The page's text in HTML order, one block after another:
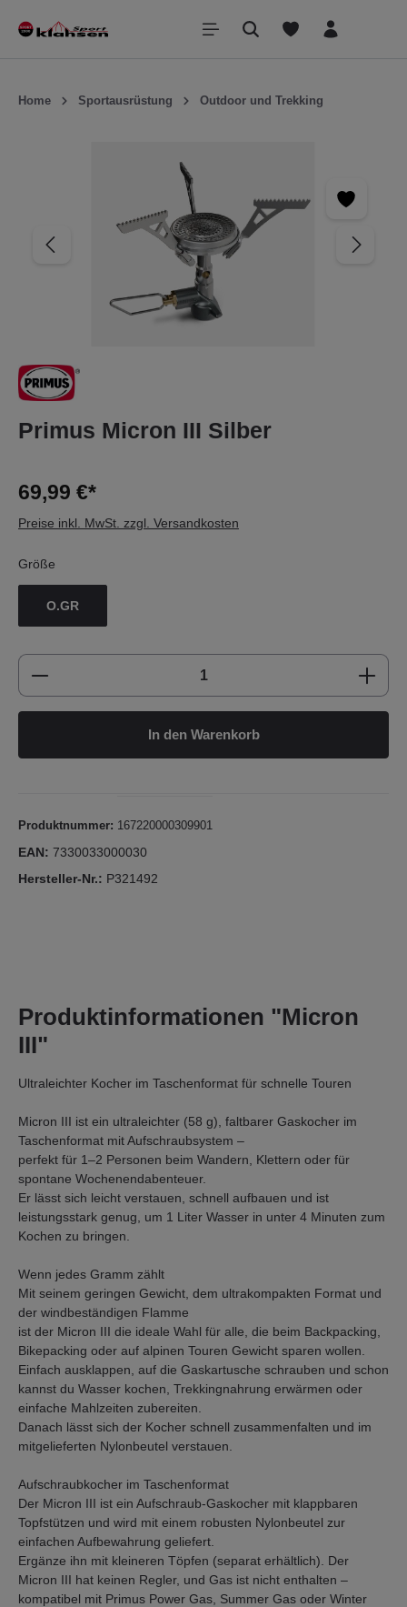
springen
Home Sportausrüstung Outdoor und Trekking
Primus Micron III Silber
69,99 €*
Preise inkl. MwSt. zzgl. Versandkosten
Größe
O.GR
Produkt Anzahl: Gib den gewünschten
In den Warenkorb
Produktnummer: 167220000309901
EAN: 7330033000030
Hersteller-Nr.: P321492
Produktinformationen "Micron
III"
Ultraleichter Kocher im Taschenformat für schnelle Touren
Micron III ist ein ultraleichter (58 g), faltbarer Gaskocher im
Taschenformat mit Aufschraubsystem –
perfekt für 1–2 Personen beim Wandern, Klettern oder für
spontane Wochenendabenteuer.
Er lässt sich leicht verstauen, schnell aufbauen und ist
leistungsstark genug, um 1 Liter Wasser in unter 4 Minuten zum
Kochen zu bringen.
Wenn jedes Gramm zählt
Mit seinem geringen Gewicht, dem ultrakompakten Format und
der windbeständigen Flamme
ist der Micron III die ideale Wahl für alle, die beim Backpacking,
Bikepacking oder auf alpinen Touren Gewicht sparen wollen.
Einfach ausklappen, auf die Gaskartusche schrauben und schon
kannst du Wasser kochen, Trekkingnahrung erwärmen oder
einfache Mahlzeiten zubereiten.
Danach lässt sich der Kocher schnell zusammenfalten und im
mitgelieferten Nylonbeutel verstauen.
Aufschraubkocher im Taschenformat
Der Micron III ist ein Aufschraub-Gaskocher mit klappbaren
Topfstützen und wird mit einem robusten Nylonbeutel zur
einfachen Aufbewahrung geliefert.
Ergänze ihn mit kleineren Töpfen (separat erhältlich). Der
Micron III hat keinen Regler, und Gas ist nicht enthalten –
kompatibel mit Primus Power Gas, Summer Gas oder Winter